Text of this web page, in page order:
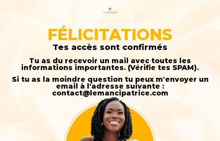
FÉLICITATIONS
Tes accès sont confirmés
Tu as du recevoir un mail avec toutes les
informations importantes. (Vérifie tes SPAM).
Si tu as la moindre question tu peux m'envoyer un
email à l'adresse suivante :
contact@lemancipatrice.com